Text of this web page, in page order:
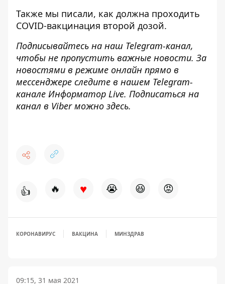
Также мы писали, как должна проходить
COVID-вакцинация второй дозой.
Подписывайтесь на наш Telegram-канал,
чтобы не пропустить важные новости. За
новостями в режиме онлайн прямо в
мессенджере следите в нашем Telegram-
канале Информатор Live. Подписаться на
канал в Viber можно здесь.
👍 🔥 ♥ 😭 😆 😡
КОРОНАВИРУС ВАКЦИНА МИНЗДРАВ
09:15, 31 мая 2021